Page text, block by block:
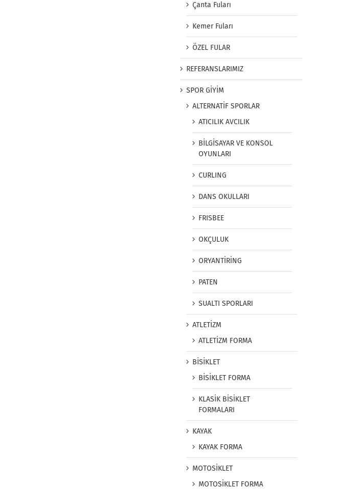
Çanta Fuları
Kemer Fuları
ÖZEL FULAR
REFERANSLARIMIZ
SPOR GİYİM
ALTERNATİF SPORLAR
ATICILIK AVCILIK
BİLGİSAYAR VE KONSOL
OYUNLARI
CURLING
DANS OKULLARI
FRISBEE
OKÇULUK
ORYANTİRİNG
PATEN
SUALTI SPORLARI
ATLETİZM
ATLETİZM FORMA
BİSİKLET
BİSİKLET FORMA
KLASİK BİSİKLET
FORMALARI
KAYAK
KAYAK FORMA
MOTOSİKLET
MOTOSİKLET FORMA